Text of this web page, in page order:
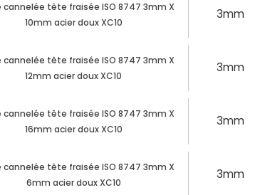
cannelée tête fraisée ISO 8747 3mm X
10mm acier doux XC10
3mm
cannelée tête fraisée ISO 8747 3mm X
12mm acier doux XC10
3mm
cannelée tête fraisée ISO 8747 3mm X
16mm acier doux XC10
3mm
cannelée tête fraisée ISO 8747 3mm X
6mm acier doux XC10
3mm